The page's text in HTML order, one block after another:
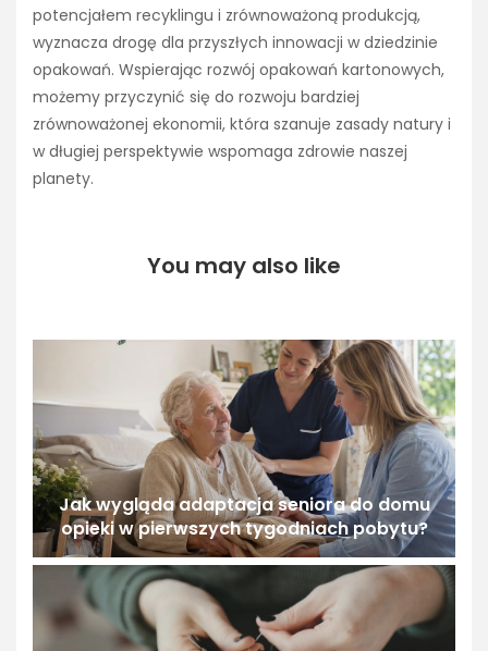
potencjałem recyklingu i zrównoważoną produkcją,
wyznacza drogę dla przyszłych innowacji w dziedzinie
opakowań. Wspierając rozwój opakowań kartonowych,
możemy przyczynić się do rozwoju bardziej
zrównoważonej ekonomii, która szanuje zasady natury i
w długiej perspektywie wspomaga zdrowie naszej
planety.
You may also like
Jak wygląda adaptacja seniora do domu
opieki w pierwszych tygodniach pobytu?